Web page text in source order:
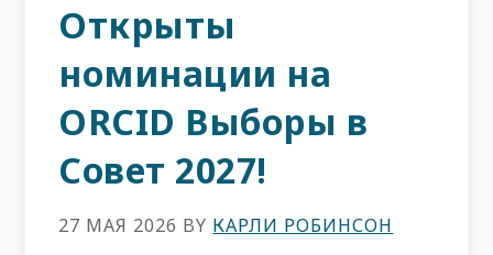
Открыты
номинации на
ORCID Выборы в
Совет 2027!
27 МАЯ 2026 BY КАРЛИ РОБИНСОН